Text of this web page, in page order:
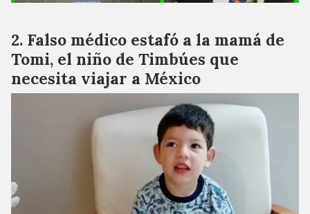
Falso médico estafó a la mamá de
Tomi, el niño de Timbúes que
necesita viajar a México